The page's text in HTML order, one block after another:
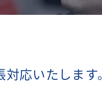
応いたします。